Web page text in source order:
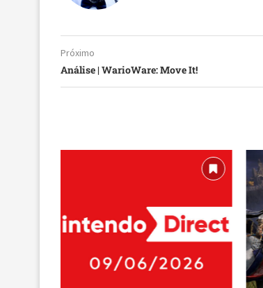
Próximo
Análise | WarioWare: Move It!